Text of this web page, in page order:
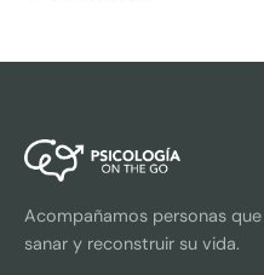
Acompañamos personas
sanar y reconstruir su vida.